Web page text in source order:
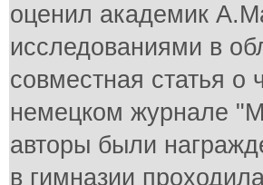
оценил академик
исследованиями в
совместная статья
немецком журнале
авторы были
в гимназии